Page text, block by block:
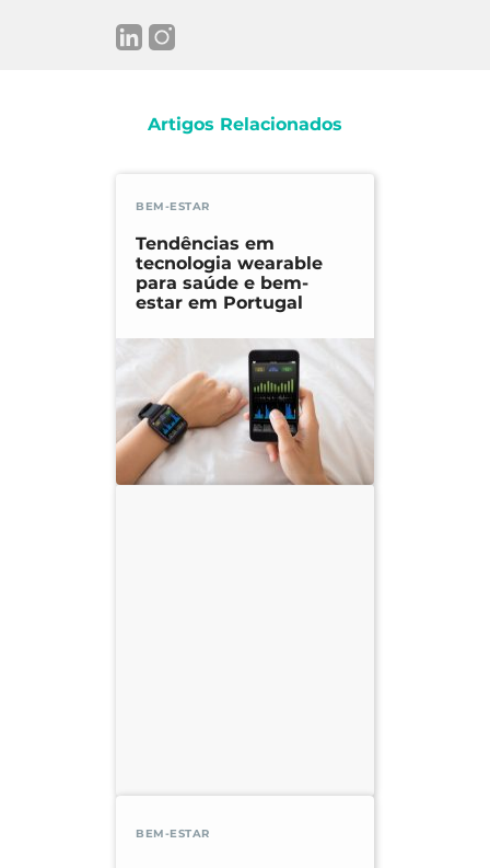
Artigos Relacionados
BEM-ESTAR
Tendências em
tecnologia wearable
para saúde e bem-
estar em Portugal
BEM-ESTAR